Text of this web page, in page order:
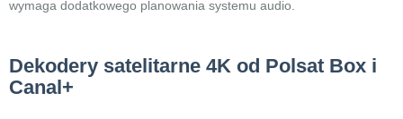
wymaga dodatkowego planowania systemu audio.
Dekodery satelitarne 4K od Polsat Box i
Canal+